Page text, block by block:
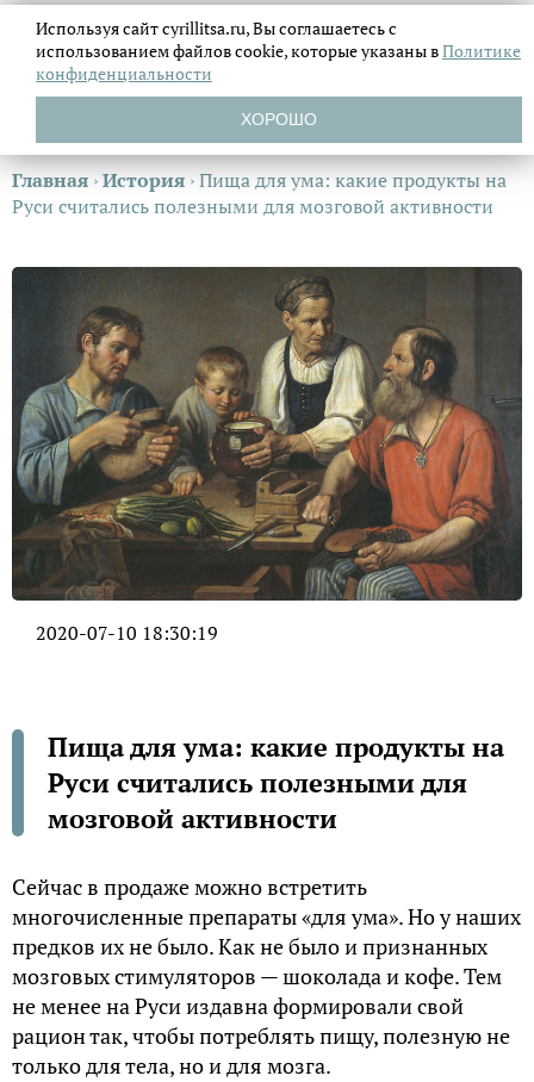
Главная ›История ›Пища для ума: какие продукты на
Руси считались полезными для мозговой активности
2020-07-10 18:30:19
Пища для ума: какие продукты на
Руси считались полезными для
мозговой активности
Сейчас в продаже можно встретить
многочисленные препараты «для ума». Но у наших
предков их не было. Как не было и признанных
мозговых стимуляторов — шоколада и кофе. Тем
не менее на Руси издавна формировали свой
рацион так, чтобы потреблять пищу, полезную не
только для тела, но и для мозга.
Используя сайт cyrillitsa.ru, Вы соглашаетесь с
использованием файловcookie, которые указаны вПолитике
конфиденциальности
ХОРОШО